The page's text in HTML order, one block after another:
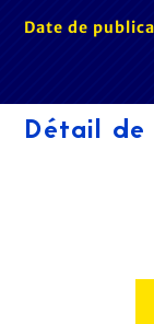
Date de
Détail